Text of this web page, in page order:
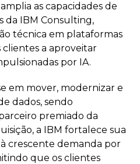
as capacidades de
da IBM Consulting,
técnica em plataformas
clientes a aproveitar
por IA.
em mover, modernizar e
dados, sendo
premiado da
a IBM fortalece sua
crescente demanda por
que os clientes